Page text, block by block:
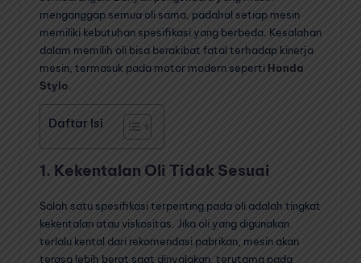
menganggap semua oli sama, padahal setiap mesin
memiliki kebutuhan spesifikasi yang berbeda. Kesalahan
dalam memilih oli bisa berakibat fatal terhadap kinerja
mesin, termasuk pada motor modern seperti Honda
Stylo
Daftar Isi
1. Kekentalan Oli Tidak Sesuai
Salah satu spesifikasi terpenting pada oli adalah tingkat
kekentalan atau viskositas. Jika oli yang digunakan
terlalu kental dari rekomendasi pabrikan, mesin akan
terasa lebih berat saat dinyalakan, terutama pada